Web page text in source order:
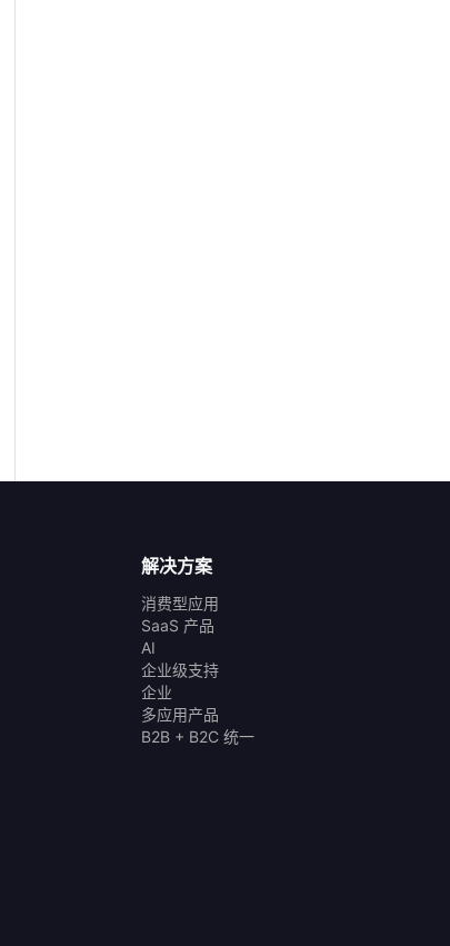
解决方案
消费型应用
SaaS 产品
AI
企业级支持
企业
多应用产品
B2B + B2C 统一